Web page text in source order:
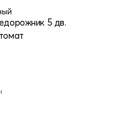
5 дв.